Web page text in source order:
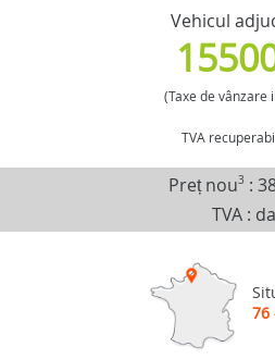
Vehicul
(Taxe de vânzare
TVA
Preț nou3 :
TVA : da
76